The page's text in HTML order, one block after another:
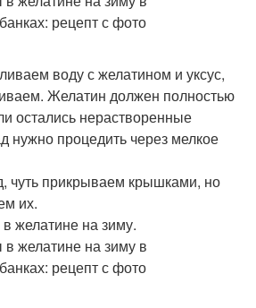
воду с желатином и уксус,
Желатин должен полностью
остались нерастворенные
нужно процедить через мелкое
чуть прикрываем крышками, но
их.